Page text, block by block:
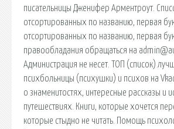
писательницы Дженифер Арментроут.
отсортированных по названию, первая
отсортированных по названию, первая
правообладания обращаться на
Администрация не несет. ТОП (список)
психбольницы (психушки) и психов на
о знаменитостях, интересные рассказы и
путешествиях. Книги, которые хочется
которые стыдно не читать. Помощь